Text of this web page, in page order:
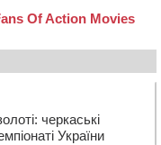
черкаські
України